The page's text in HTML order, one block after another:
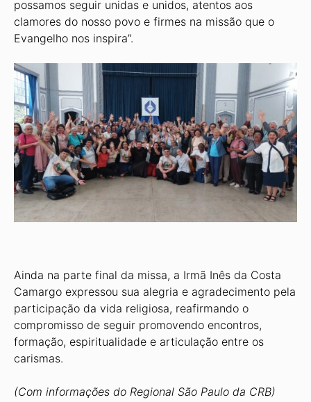
possamos seguir unidas e unidos, atentos aos
clamores do nosso povo e firmes na missão que o
Evangelho nos inspira”.
Ainda na parte final da missa, a Irmã Inês da Costa
Camargo expressou sua alegria e agradecimento pela
participação da vida religiosa, reafirmando o
compromisso de seguir promovendo encontros,
formação, espiritualidade e articulação entre os
carismas.
(Com informações do Regional São Paulo da CRB)